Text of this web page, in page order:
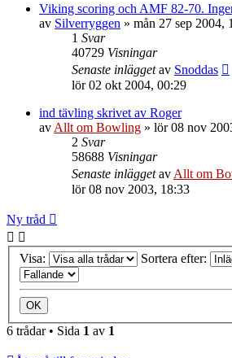
Viking scoring och AMF 82-70.
av Silverryggen » mån 27 sep 2004,
1 Svar
40729 Visningar
Senaste inläggetav Snoddas
lör 02 okt 2004, 00:29
ind tävling skrivet av Roger
av Allt om Bowling » lör 08 nov
2 Svar
58688 Visningar
Senaste inläggetav Allt om
lör 08 nov 2003, 18:33
Ny tråd
Visa: Sortera efter:
6 trådar • Sida 1 av 1